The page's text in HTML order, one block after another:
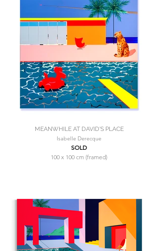
MEANWHILE AT DAVID'S PLACE
Isabelle Derecque
SOLD
100 x 100 cm (framed)